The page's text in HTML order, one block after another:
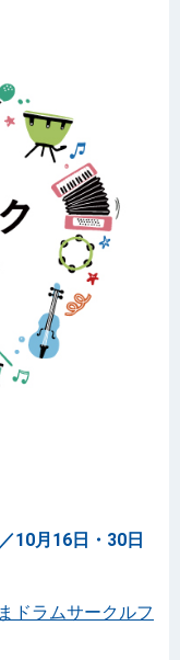
10月16日・30日
ドラムサークルフ